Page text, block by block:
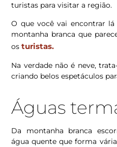
turistas para visitar a região.
O que você vai encontrar
montanha branca que
osturistas.
Na verdade não é neve,
criando belos espetáculos
Águas
Da montanha branca
água quente que forma